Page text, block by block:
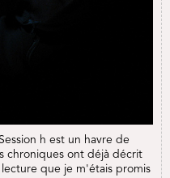
h est un havre de
chroniques ont déjà décrit
que je m'étais promis